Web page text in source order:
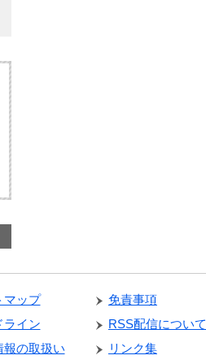
マップ
免責事項
ライン
RSS配信について
報の取扱い
リンク集